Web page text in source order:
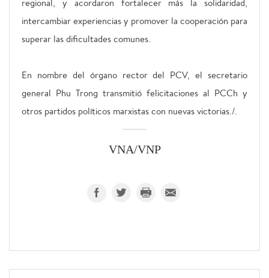
regional, y acordaron fortalecer más la solidaridad,
intercambiar experiencias y promover la cooperación para
superar las dificultades comunes.
En nombre del órgano rector del PCV, el secretario
general Phu Trong transmitió felicitaciones al PCCh y
otros partidos políticos marxistas con nuevas victorias./.
VNA/VNP